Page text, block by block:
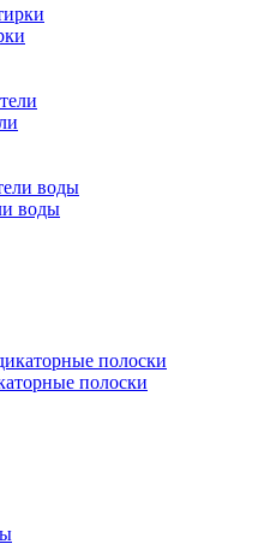
воды
полоски